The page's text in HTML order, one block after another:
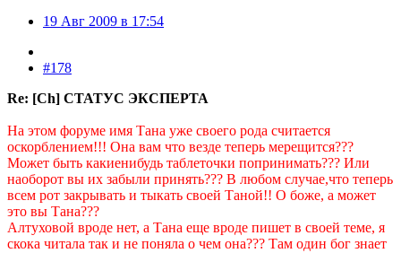
19 Авг 2009 в 17:54
#178
Re: [Ch] СТАТУС ЭКСПЕРТА
На этом форуме имя Тана уже своего рода считается
оскорблением!!! Она вам что везде теперь мерещится???
Может быть какиенибудь таблеточки попринимать??? Или
наоборот вы их забыли принять??? В любом случае,что теперь
всем рот закрывать и тыкать своей Таной!! О боже, а может
это вы Тана???
Алтуховой вроде нет, а Тана еще вроде пишет в своей теме, я
скока читала так и не поняла о чем она??? Там один бог знает